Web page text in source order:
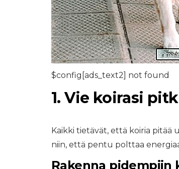
$config[ads_text2] not found
1. Vie koirasi
Kaikki tietävät, että koiria pitää
niin, että pentu polttaa
Rakenna pidempiin